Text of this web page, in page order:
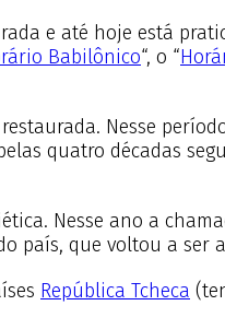
e até hoje está
Babilônico“, o “
Nesse
quatro décadas
Nesse ano a
que voltou a ser
República Tcheca